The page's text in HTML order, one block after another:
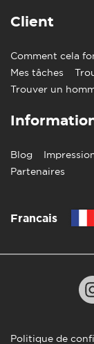
Client
Comment cela
Mes tâches
Trouver un
Blog
Partenaires
Francais
Politique de